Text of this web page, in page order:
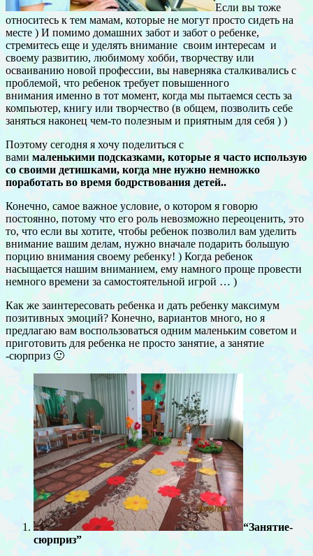
Если вы тоже
относитесь к тем мамам, которые не могут просто сидеть на
месте ) И помимо домашних забот и забот о ребенке,
стремитесь еще и уделять внимание своим интересам и
своему развитию, любимому хобби, творчеству или
осваиванию новой профессии, вы наверняка сталкивались с
проблемой, что ребенок требует повышенного
внимания именно в тот момент, когда мы пытаемся сесть за
компьютер, книгу или творчество (в общем, позволить себе
заняться наконец чем-то полезным и приятным для себя ) )
Поэтому сегодня я хочу поделиться с
вами маленькими подсказками, которые я часто использую
со своими детишками, когда мне нужно немножко
поработать во время бодрствования детей..
Конечно, самое важное условие, о котором я говорю
постоянно, потому что его роль невозможно переоценить, это
то, что если вы хотите, чтобы ребенок позволил вам уделить
внимание вашим делам, нужно вначале подарить большую
порцию внимания своему ребенку! ) Когда ребенок
насыщается нашим вниманием, ему намного проще провести
немного времени за самостоятельной игрой … )
Как же заинтересовать ребенка и дать ребенку максимум
позитивных эмоций? Конечно, вариантов много, но я
предлагаю вам воспользоваться одним маленьким советом и
приготовить для ребенка не просто занятие, а занятие
-сюрприз 🙂
“Занятие-
сюрприз”